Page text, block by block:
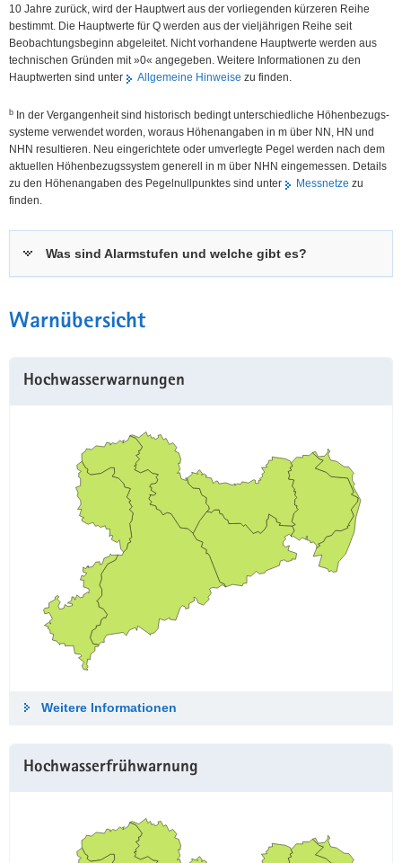
10 Jahre zurück, wird der Hauptwert aus der vorliegenden kürzeren Reihe
bestimmt. Die Hauptwerte für Q werden aus der vieljährigen Reihe seit
Beobachtungsbeginn abgeleitet. Nicht vorhandene Hauptwerte werden aus
technischen Gründen mit »0« angegeben. Weitere Informationen zu den
Hauptwerten sind unter
Allgemeine Hinweise zu finden.
b In der Vergangenheit sind historisch bedingt unterschiedliche Höhen­bezugs­
systeme verwendet worden, woraus Höhen­angaben in m über NN, HN und
NHN resultieren. Neu eingerichtete oder umverlegte Pegel werden nach dem
aktuellen Höhen­bezugs­system generell in m über NHN eingemessen. Details
zu den Höhenangaben des Pegel­nullpunktes sind unter
Messnetze zu
finden.
Was sind Alarmstufen und welche gibt es?
Warnübersicht
Hochwasserwarnungen
Weitere Informationen
Hochwasserfrühwarnung